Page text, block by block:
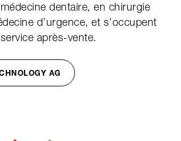
dentaire, en chirurgie
d’urgence, et s’occupent
après-vente.
AG